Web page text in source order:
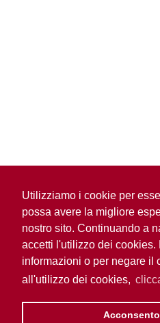
Utilizziamo i cookie per
possa avere la migliore
nostro sito. Continuando a
accetti l'utilizzo dei cookies.
informazioni o per negare il
all'utilizzo dei cookies,
Acconsento